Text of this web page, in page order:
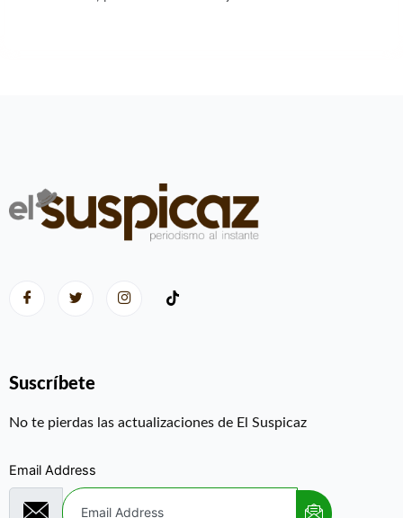
Suscríbete
No te pierdas las actualizaciones de El Suspicaz
Email Address